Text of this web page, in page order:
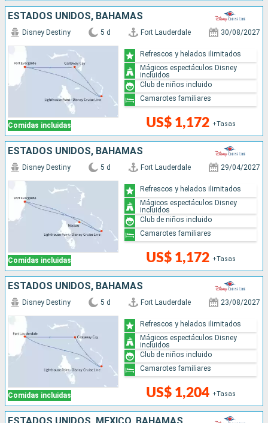
ESTADOS UNIDOS, BAHAMAS
Comidas incluidas
Disney Destiny 5 d Fort Lauderdale 30/08/2027
US$ 1,172 +Tasas
Refrescos y helados ilimitados
Mágicos espectáculos Disney
incluidos
Club de niños incluido
Camarotes familiares
ESTADOS UNIDOS, BAHAMAS
Comidas incluidas
Disney Destiny 5 d Fort Lauderdale 29/04/2027
US$ 1,172 +Tasas
Refrescos y helados ilimitados
Mágicos espectáculos Disney
incluidos
Club de niños incluido
Camarotes familiares
ESTADOS UNIDOS, BAHAMAS
Comidas incluidas
Disney Destiny 5 d Fort Lauderdale 23/08/2027
US$ 1,204 +Tasas
Refrescos y helados ilimitados
Mágicos espectáculos Disney
incluidos
Club de niños incluido
Camarotes familiares